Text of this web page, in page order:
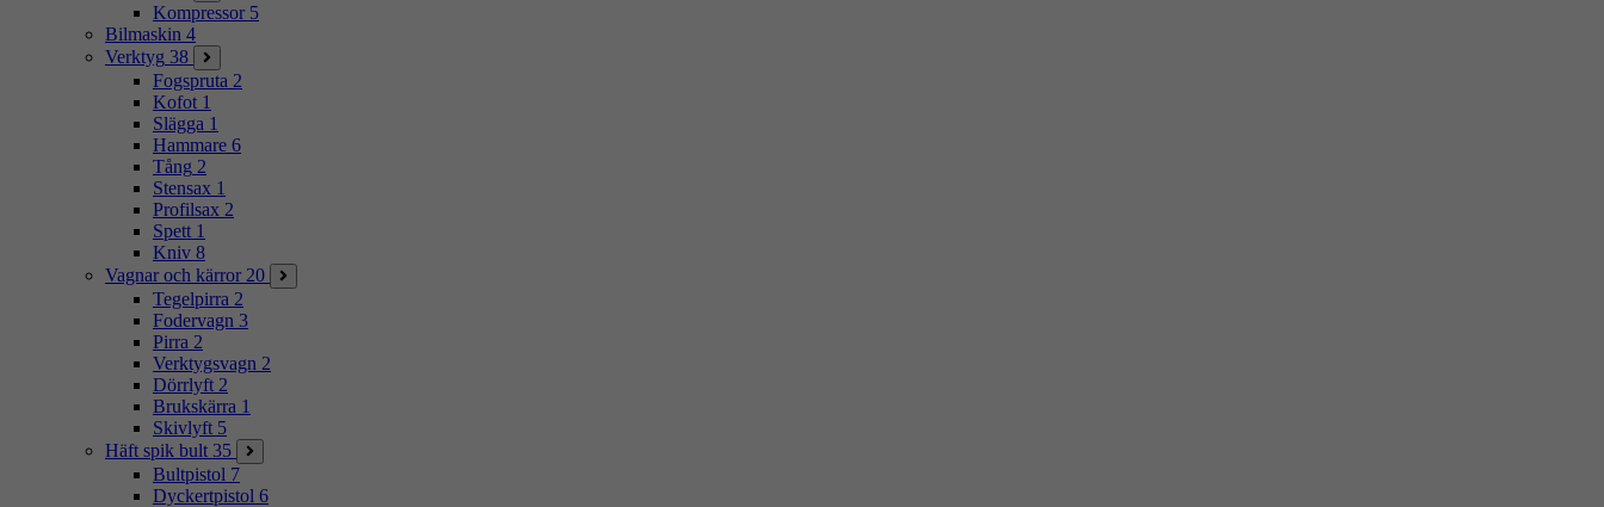
Kompressor 5
Bilmaskin 4
Verktyg 38
Fogspruta 2
Kofot 1
Slägga 1
Hammare 6
Tång 2
Stensax 1
Profilsax 2
Spett 1
Kniv 8
Vagnar och kärror 20
Tegelpirra 2
Fodervagn 3
Pirra 2
Verktygsvagn 2
Dörrlyft 2
Brukskärra 1
Skivlyft 5
Häft spik bult 35
Bultpistol 7
Dyckertpistol 6